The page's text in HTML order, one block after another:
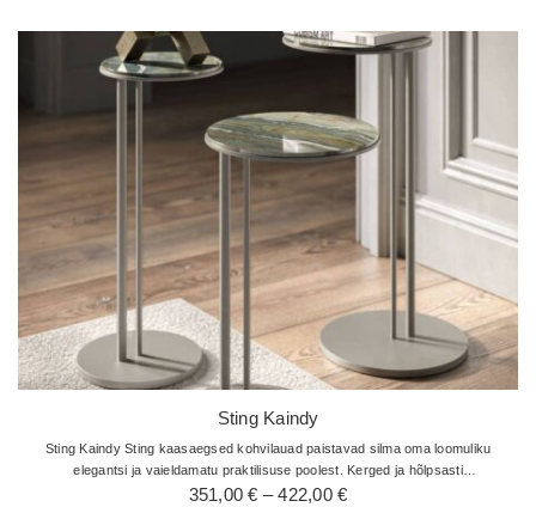
422,00 €
Sting Kaindy
Sting Kaindy Sting kaasaegsed kohvilauad paistavad silma oma loomuliku
elegantsi ja vaieldamatu praktilisuse poolest. Kerged ja hõlpsasti
käsitsetavad ning on uskumatult kasulikud ja multifunktsionaalsed…
351,00€ – 422,00€Hinnavahemik: